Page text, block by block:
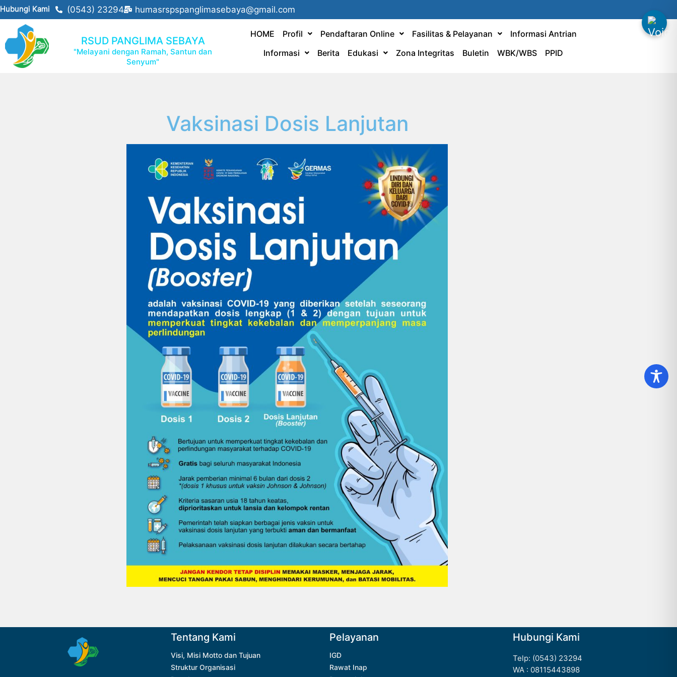
Hubungi Kami (0543) 23294 humasrspspanglimasebaya@gmail.com
RSUD PANGLIMA SEBAYA
"Melayani dengan Ramah, Santun dan
Senyum"
HOME Profil Pendaftaran Online Fasilitas & Pelayanan
Informasi Antrian
Informasi
Berita Edukasi Zona Integritas Buletin WBK/WBS PPID
Vaksinasi Dosis Lanjutan
Tentang Kami
Visi, Misi Motto dan Tujuan
Struktur Organisasi
Pelayanan
IGD
Rawat Inap
Hubungi Kami
Telp: (0543) 23294
WA : 08115443898